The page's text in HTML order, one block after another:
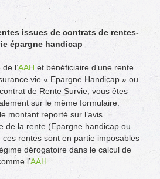
issues de contrats de rentes-
épargne handicap
l’AAH et bénéficiaire d’une rente
vie « Epargne Handicap » ou
de Rente Survie, vous êtes
sur le même formulaire.
montant reporté sur l’avis
de la rente (Epargne handicap ou
rentes sont en partie imposables
dérogatoire dans le calcul de
l’AAH